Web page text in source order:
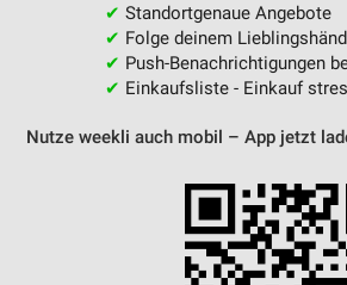
✔ Standortgenaue Angebote
✔ Folge deinem
✔ Push-Benachrichtigungen
✔ Einkaufsliste - Einkauf
Nutze weekli auch mobil – App jetzt